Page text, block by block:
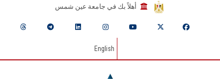
أهلاً بك في جامعة عين شمس
English